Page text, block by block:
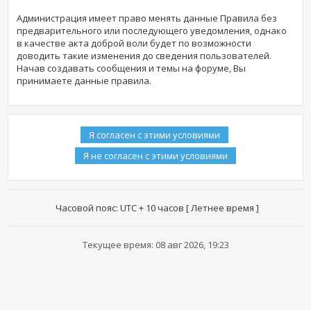
Администрация имеет право менять данные Правила без
предварительного или последующего уведомления, однако
в качестве акта доброй воли будет по возможности
доводить такие изменения до сведения пользователей.
Начав создавать сообщения и темы на форуме, Вы
принимаете данные правила.
Часовой пояс: UTC + 10 часов [ Летнее время ]
Текущее время: 08 авг 2026, 19:23